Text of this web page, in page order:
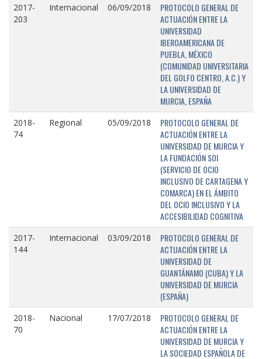
2017-
203
Internacional 06/09/2018
PROTOCOLO GENERAL DE
ACTUACIÓN ENTRE LA
UNIVERSIDAD
IBEROAMERICANA DE
PUEBLA, MÉXICO
(COMUNIDAD UNIVERSITARIA
DEL GOLFO CENTRO, A.C.) Y
LA UNIVERSIDAD DE
MURCIA, ESPAÑA
2018-
74
Regional 05/09/2018
PROTOCOLO GENERAL DE
ACTUACIÓN ENTRE LA
UNIVERSIDAD DE MURCIA Y
LA FUNDACIÓN SOI
(SERVICIO DE OCIO
INCLUSIVO DE CARTAGENA Y
COMARCA) EN EL ÁMBITO
DEL OCIO INCLUSIVO Y LA
ACCESIBILIDAD COGNITIVA
2017-
144
Internacional 03/09/2018
PROTOCOLO GENERAL DE
ACTUACIÓN ENTRE LA
UNIVERSIDAD DE
GUANTÁNAMO (CUBA) Y LA
UNIVERSIDAD DE MURCIA
(ESPAÑA)
2018-
70
Nacional 17/07/2018
PROTOCOLO GENERAL DE
ACTUACIÓN ENTRE LA
UNIVERSIDAD DE MURCIA Y
LA SOCIEDAD ESPAÑOLA DE